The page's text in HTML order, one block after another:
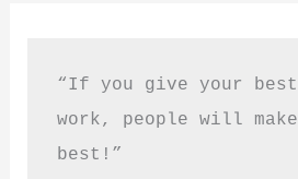
“If you give your
work, people will
best!”